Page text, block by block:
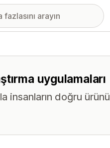
uygulamaları
insanların doğru ürünü